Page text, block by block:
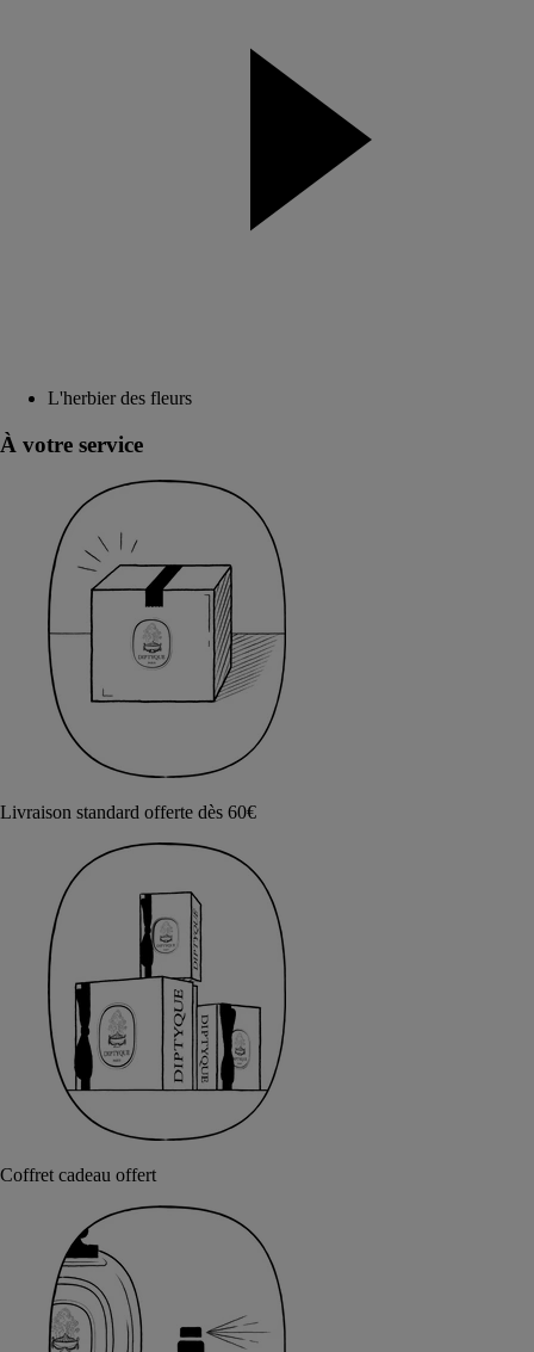
L'herbier des fleurs
À votre service
Livraison standard offerte dès 60€
Coffret cadeau offert